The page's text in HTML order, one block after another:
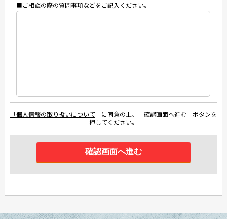
■ご相談の際の質問事項などをご記入ください。
「個人情報の取り扱いについて 」に同意の上、「確認画面へ進む」ボタンを
押してください。